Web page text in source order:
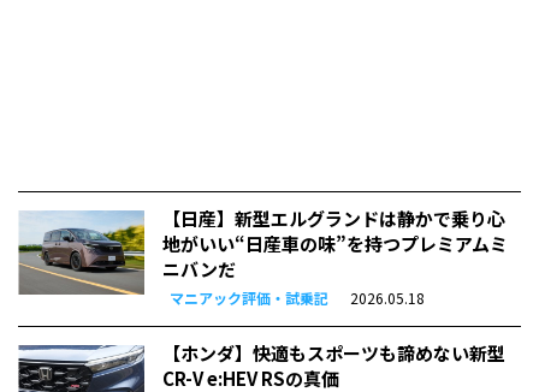
【日産】新型エルグランドは静かで乗り心
地がいい“日産車の味”を持つプレミアムミ
ニバンだ
マニアック評価・試乗記 2026.05.18
【ホンダ】快適もスポーツも諦めない新型
CR-V e:HEV RSの真価